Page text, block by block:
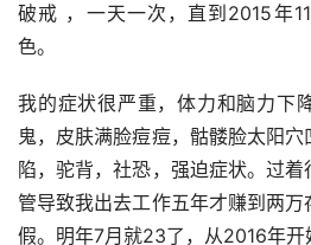
破戒 ，一天一次，直到2015年
色。
我的症状很严重，体力和脑力下
鬼，皮肤满脸痘痘，骷髅脸太阳
陷，驼背，社恐，强迫症状。过
管导致我出去工作五年才赚到两
假。明年7月就23了，从2016年